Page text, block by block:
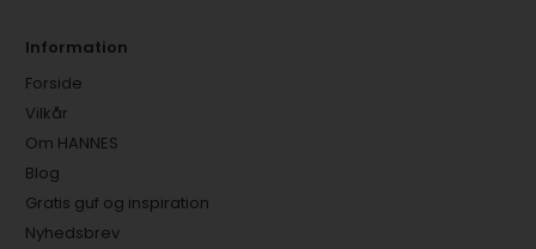
Information
Forside
Vilkår
Om HANNES
Blog
Gratis guf og inspiration
Nyhedsbrev